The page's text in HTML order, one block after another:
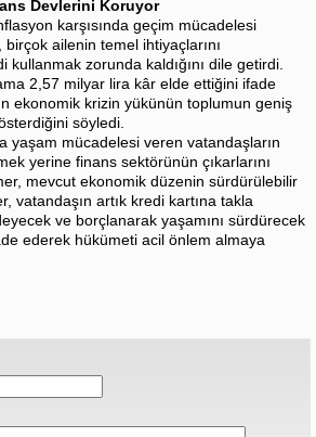
Devlerini Koruyor
karşısında geçim mücadelesi
ailenin temel ihtiyaçlarını
kullanmak zorunda kaldığını dile getirdi.
2,57 milyar lira kâr elde ettiğini ifade
ekonomik krizin yükünün toplumun geniş
söyledi.
yaşam mücadelesi veren vatandaşların
yerine finans sektörünün çıkarlarını
mevcut ekonomik düzenin sürdürülebilir
vatandaşın artık kredi kartına takla
ve borçlanarak yaşamını sürdürecek
ederek hükümeti acil önlem almaya